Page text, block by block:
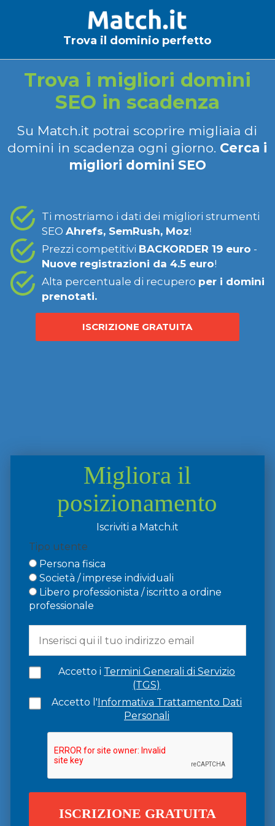
Trova il dominio perfetto
Trova i migliori domini
SEO in scadenza
Su Match.it potrai scoprire migliaia di
domini in scadenza ogni giorno. Cerca i
migliori domini SEO
Ti mostriamo i dati dei migliori strumenti
SEO Ahrefs, SemRush, Moz!
Prezzi competitivi BACKORDER 19 euro -
Nuove registrazioni da 4.5 euro!
Alta percentuale di recupero per i domini
prenotati.
ISCRIZIONE GRATUITA
Migliora il
posizionamento
Iscriviti a Match.it
Tipo utente
Persona fisica
Società / imprese individuali
Libero professionista / iscritto a ordine
professionale
Accetto i Termini Generali di Servizio
(TGS)
Accetto l'Informativa Trattamento Dati
Personali